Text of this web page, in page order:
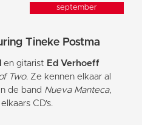
september
Tineke Postma
en gitarist Ed Verhoeff
Two. Ze kennen elkaar al
de band Nueva Manteca,
CD’s.